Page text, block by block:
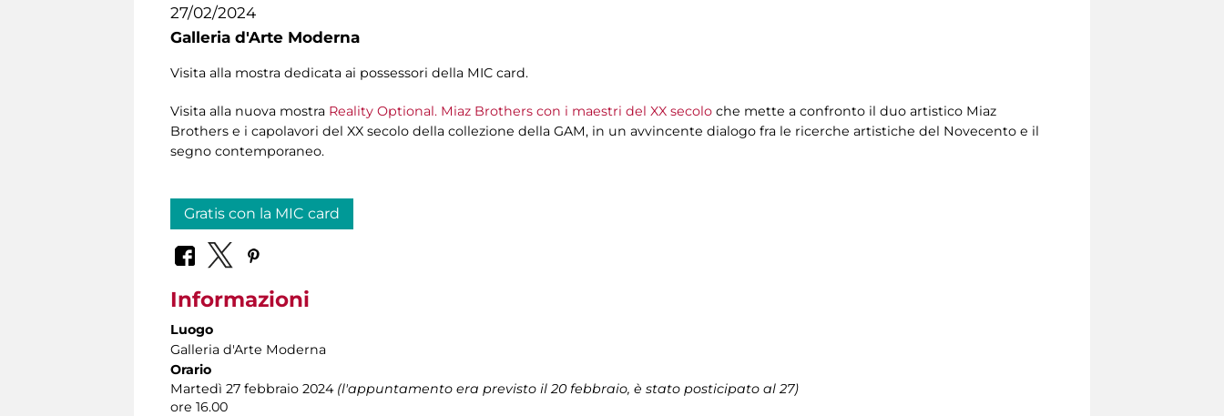
27/02/2024
Galleria d'Arte Moderna
Visita alla mostra dedicata ai possessori della MIC card.
Visita alla nuova mostra Reality Optional. Miaz Brothers con i maestri del XX secolo che mette a confronto il duo artistico Miaz
Brothers e i capolavori del XX secolo della collezione della GAM, in un avvincente dialogo fra le ricerche artistiche del Novecento e il
segno contemporaneo.
Gratis con la MIC card
Informazioni
Luogo
Galleria d'Arte Moderna
Orario
Martedì 27 febbraio 2024 (l'appuntamento era previsto il 20 febbraio, è stato posticipato al 27)
ore 16.00